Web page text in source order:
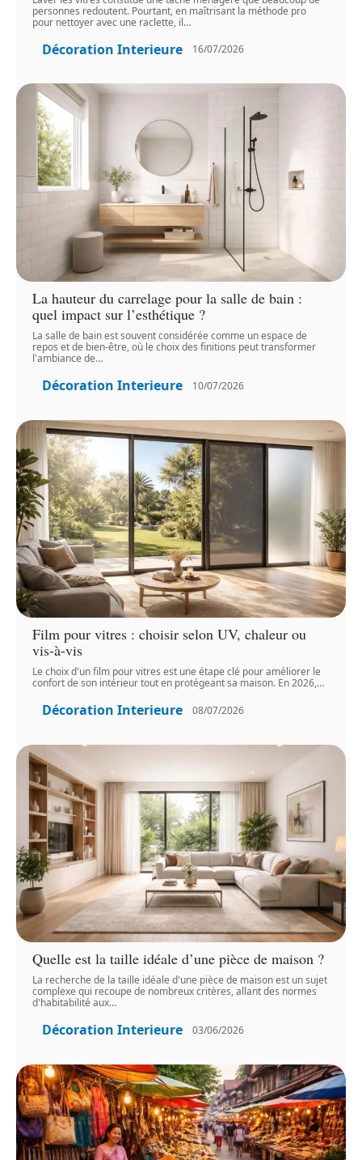
personnes redoutent. Pourtant, en maîtrisant la méthode pro
pour nettoyer avec une raclette, il…
Décoration Interieure 16/07/2026
La hauteur du carrelage pour la salle de bain :
quel impact sur l’esthétique ?
La salle de bain est souvent considérée comme un espace de
repos et de bien-être, où le choix des finitions peut transformer
l'ambiance de…
Décoration Interieure 10/07/2026
Film pour vitres : choisir selon UV, chaleur ou
vis-à-vis
Le choix d'un film pour vitres est une étape clé pour améliorer le
confort de son intérieur tout en protégeant sa maison. En 2026,…
Décoration Interieure 08/07/2026
Quelle est la taille idéale d’une pièce de maison ?
La recherche de la taille idéale d'une pièce de maison est un sujet
complexe qui recoupe de nombreux critères, allant des normes
d'habitabilité aux…
Décoration Interieure 03/06/2026